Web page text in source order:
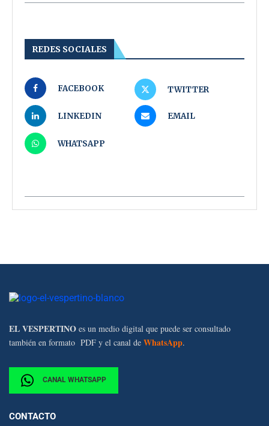
REDES SOCIALES
FACEBOOK TWITTER
LINKEDIN EMAIL
WHATSAPP
EL VESPERTINO es un medio digital que puede ser consultado
también en formato PDF y el canal de WhatsApp.
CANAL WHATSAPP
CONTACTO